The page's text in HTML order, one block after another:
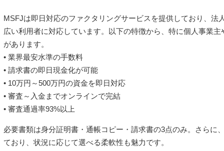
MSFJは即日対応のファクタリングサービスを提供しており、法
広い利用者に対応しています。以下の特徴から、特に個人事業
があります。
• 業界最安水準の手数料
• 請求書の即日現金化が可能
• 10万円～500万円の資金を即日対応
• 審査～入金までオンラインで完結
• 審査通過率93%以上
必要書類は身分証明書・通帳コピー・請求書の3点のみ。さらに
ており、状況に応じて選べる柔軟性も魅力です。